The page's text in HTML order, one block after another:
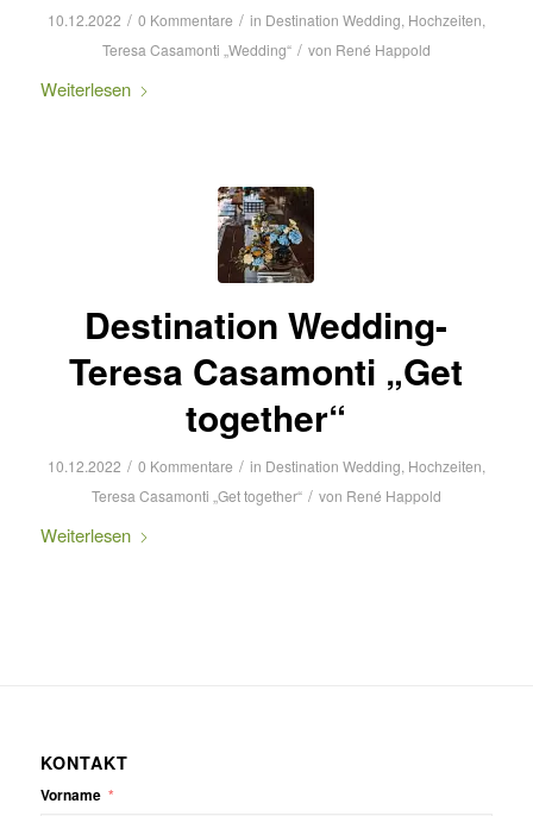
10.12.2022 / 0 Kommentare / in Destination Wedding, Hochzeiten,
Teresa Casamonti „Wedding“ / von René Happold
Weiterlesen
Destination Wedding-
Teresa Casamonti „Get
together“
10.12.2022 / 0 Kommentare / in Destination Wedding, Hochzeiten,
Teresa Casamonti „Get together“ / von René Happold
Weiterlesen
KONTAKT
Vorname